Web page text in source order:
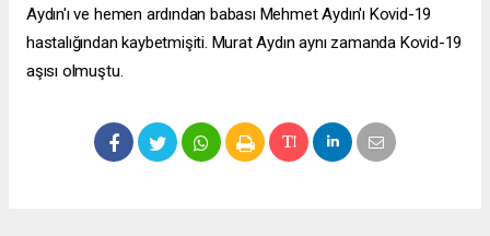
Aydın'ı ve hemen ardından babası Mehmet Aydın'ı Kovid-19
hastalığından kaybetmişiti. Murat Aydın aynı zamanda Kovid-19
aşısı olmuştu.